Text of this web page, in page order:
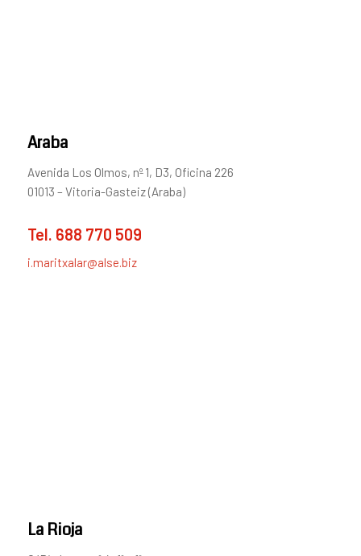
Araba
Avenida Los Olmos, nº 1, D3, Oficina 226
01013 – Vitoria-Gasteiz (Araba)
Tel. 688 770 509
i.maritxalar@alse.biz
La Rioja